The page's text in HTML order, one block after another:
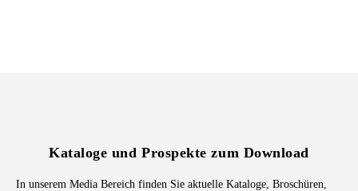
Kataloge und Prospekte zum Download
In unserem Media Bereich finden Sie aktuelle Kataloge, Broschüren,